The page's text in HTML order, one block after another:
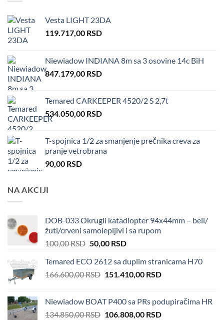
Vesta LIGHT 23DA
119.717,00 RSD
Niewiadow INDIANA 8m sa 3 osovine 14c BiH
847.179,00 RSD
Temared CARKEEPER 4520/2 S 2,7t
534.050,00 RSD
T-spojnica 1/2 za smanjenje prečnika creva za
pranje vetrobrana
90,00 RSD
NA AKCIJI
DOB-033 Okrugli katadiopter 94x44mm – beli/
žuti/crveni samolepljivi i sa rupom
100,00RSD Original
was:
100,00 RSD.
50,00 RSDCurrent
is:
50,00 RSD.
Temared ECO 2612 sa duplim stranicama H70
166.600,00RSD Original
166.600,00 RSD.
151.410,00 RSDCurrent
151.410,00 RSD.
Niewiadow BOAT P400 sa PRs podupiračima HR
134.850,00RSD Original
106.808,00 RSDCurrent